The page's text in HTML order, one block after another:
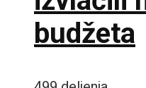
budžeta